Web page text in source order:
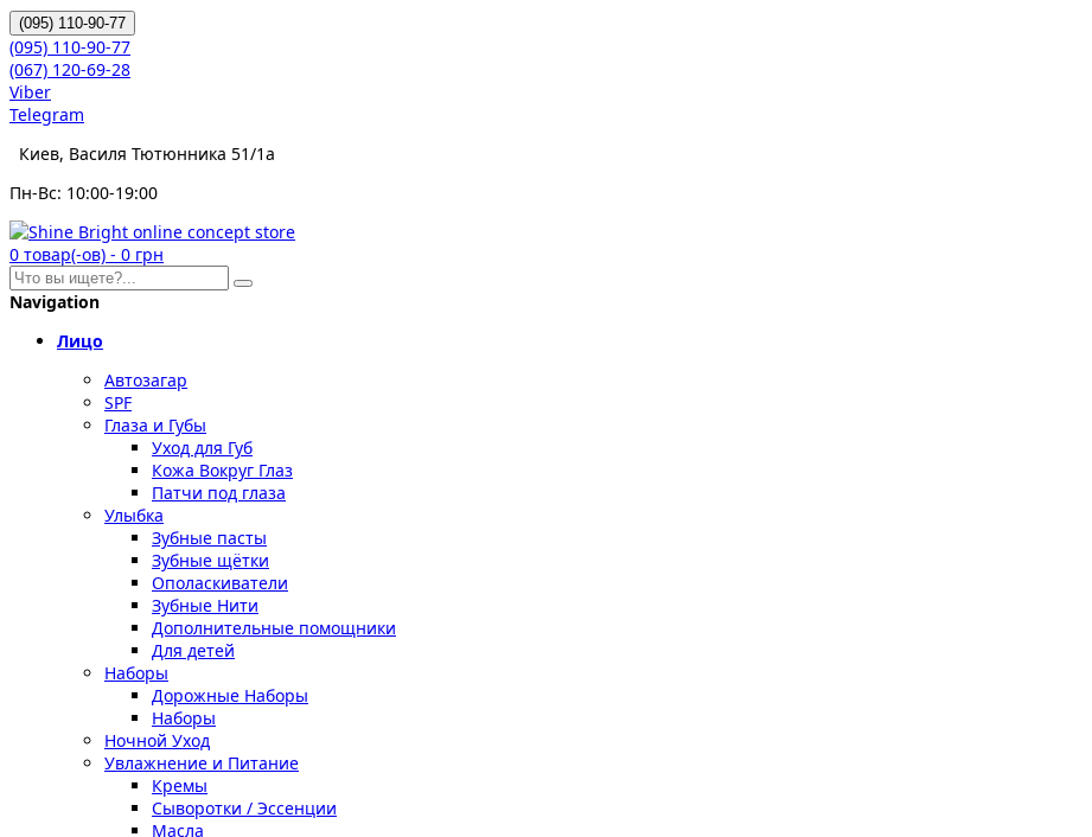
(095) 110-90-77
(095) 110-90-77
(067) 120-69-28
Viber
Telegram
Киев, Василя Тютюнника 51/1а
Пн-Вс: 10:00-19:00
0 товар(-ов) - 0 грн
Navigation
Лицо
Автозагар
SPF
Глаза и Губы
Уход для Губ
Кожа Вокруг Глаз
Патчи под глаза
Улыбка
Зубные пасты
Зубные щётки
Ополаскиватели
Зубные Нити
Дополнительные помощники
Для детей
Наборы
Дорожные Наборы
Наборы
Ночной Уход
Увлажнение и Питание
Кремы
Сыворотки / Эссенции
Масла